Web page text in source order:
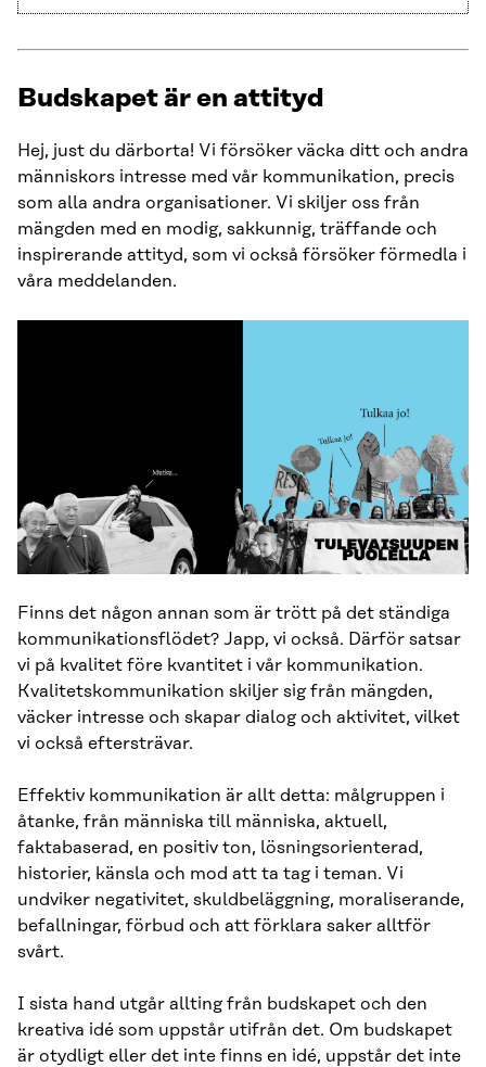
Budskapet är en attityd
Hej, just du därborta! Vi försöker väcka ditt och andra
människors intresse med vår kommunikation, precis
som alla andra organisationer. Vi skiljer oss från
mängden med en modig, sakkunnig, träffande och
inspirerande attityd, som vi också försöker förmedla i
våra meddelanden.
Finns det någon annan som är trött på det ständiga
kommunikationsflödet? Japp, vi också. Därför satsar
vi på kvalitet före kvantitet i vår kommunikation.
Kvalitetskommunikation skiljer sig från mängden,
väcker intresse och skapar dialog och aktivitet, vilket
vi också eftersträvar.
Effektiv kommunikation är allt detta: målgruppen i
åtanke, från människa till människa, aktuell,
faktabaserad, en positiv ton, lösningsorienterad,
historier, känsla och mod att ta tag i teman. Vi
undviker negativitet, skuldbeläggning, moraliserande,
befallningar, förbud och att förklara saker alltför
svårt.
I sista hand utgår allting från budskapet och den
kreativa idé som uppstår utifrån det. Om budskapet
är otydligt eller det inte finns en idé, uppstår det inte